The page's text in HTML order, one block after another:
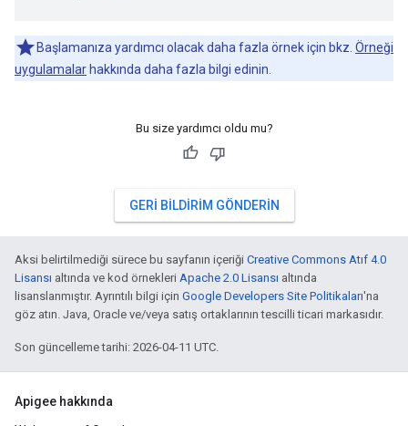
Başlamanıza yardımcı olacak daha fazla örnek için bkz. Örneği
uygulamalar hakkında daha fazla bilgi edinin.
Bu size yardımcı oldu mu?
GERI BILDIRIM GÖNDERIN
Aksi belirtilmediği sürece bu sayfanın içeriği Creative Commons Atıf 4.0
Lisansı altında ve kod örnekleri Apache 2.0 Lisansı altında
lisanslanmıştır. Ayrıntılı bilgi için Google Developers Site Politikaları'na
göz atın. Java, Oracle ve/veya satış ortaklarının tescilli ticari markasıdır.
Son güncelleme tarihi: 2026-04-11 UTC.
Apigee hakkında